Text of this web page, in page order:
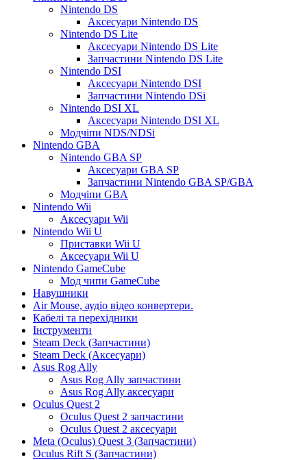
Nintendo DS
Аксесуари Nintendo DS
Nintendo DS Lite
Аксесуари Nintendo DS Lite
Запчастини Nintendo DS Lite
Nintendo DSI
Аксесуари Nintendo DSI
Запчастини Nintendo DSi
Nintendo DSI XL
Аксесуари Nintendo DSI XL
Модчіпи NDS/NDSi
Nintendo GBA
Nintendo GBA SP
Аксесуари GBA SP
Запчастини Nintendo GBA SP/GBA
Модчіпи GBA
Nintendo Wii
Аксесуари Wii
Nintendo Wii U
Приставки Wii U
Аксесуари Wii U
Nintendo GameCube
Мод чипи GameCube
Навушники
Air Mouse, аудіо відео конвертери.
Кабелі та перехідники
Інструменти
Steam Deck (Запчастини)
Steam Deck (Аксесуари)
Asus Rog Ally
Asus Rog Ally запчастини
Asus Rog Ally аксесуари
Oculus Quest 2
Oculus Quest 2 запчастини
Oculus Quest 2 аксесуари
Meta (Oculus) Quest 3 (Запчастини)
Oculus Rift S (Запчастини)